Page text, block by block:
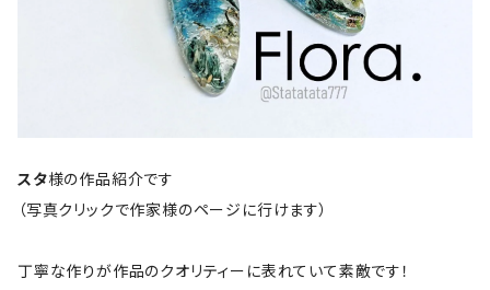
スタ様の作品紹介です
（写真クリックで作家様のページに行けます）
丁寧な作りが作品のクオリティーに表れていて素敵です！